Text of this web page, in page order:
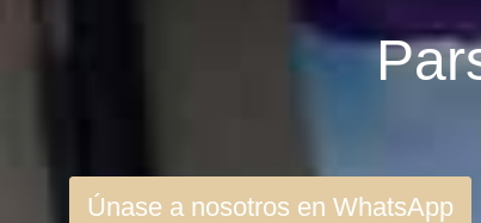
Únase a nosotros en WhatsApp